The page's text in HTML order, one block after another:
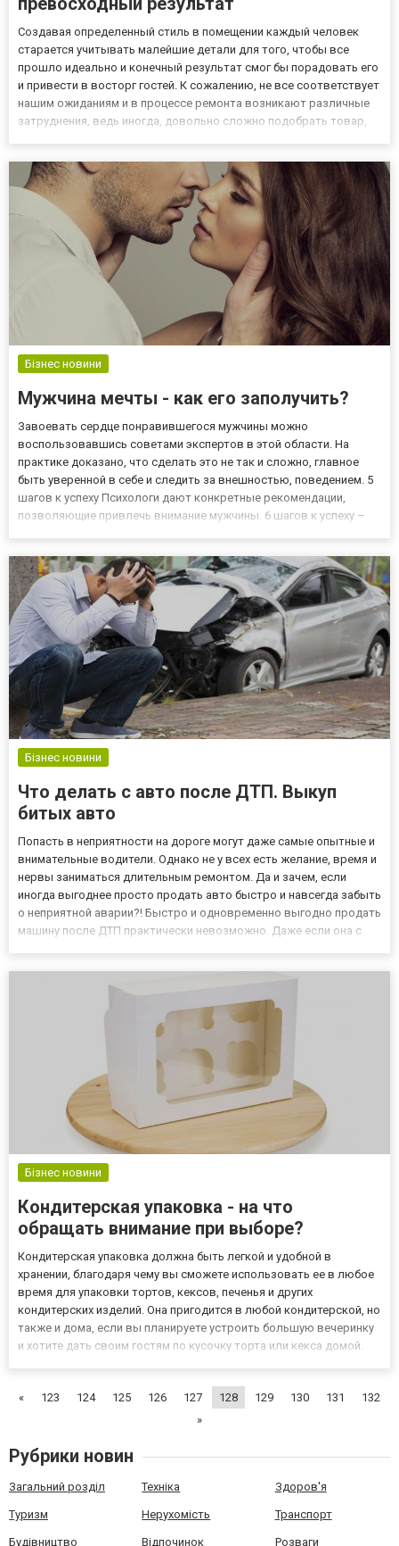
Создавая определенный стиль в помещении каждый человек
старается учитывать малейшие детали для того, чтобы все
прошло идеально и конечный результат смог бы порадовать его
и привести в восторг гостей. К сожалению, не все соответствует
нашим ожиданиям и в процессе ремонта возникают различные
затруднения, ведь иногда, довольно сложно подобрать товар,
Бізнес новини
Мужчина мечты - как его заполучить?
Завоевать сердце понравившегося мужчины можно
воспользовавшись советами экспертов в этой области. На
практике доказано, что сделать это не так и сложно, главное
быть уверенной в себе и следить за внешностью, поведением. 5
шагов к успеху Психологи дают конкретные рекомендации,
позволяющие привлечь внимание мужчины. 6 шагов к успеху –
представителей с...
Бізнес новини
Что делать с авто после ДТП. Выкуп
битых авто
Попасть в неприятности на дороге могут даже самые опытные и
внимательные водители. Однако не у всех есть желание, время и
нервы заниматься длительным ремонтом. Да и зачем, если
иногда выгоднее просто продать авто быстро и навсегда забыть
о неприятной аварии?! Быстро и одновременно выгодно продать
машину после ДТП практически невозможно. Даже если она с
Бізнес новини
Кондитерская упаковка - на что
обращать внимание при выборе?
Кондитерская упаковка должна быть легкой и удобной в
хранении, благодаря чему вы сможете использовать ее в любое
время для упаковки тортов, кексов, печенья и других
кондитерских изделий. Она пригодится в любой кондитерской, но
также и дома, если вы планируете устроить большую вечеринку
и хотите дать своим гостям по кусочку торта или кекса домой.
«
123 124 125 126 127 128 129 130 131
132
»
Рубрики новин
Загальний розділ Техніка Здоров'я
Туризм Нерухомість Транспорт
Будівництво Відпочинок Розваги